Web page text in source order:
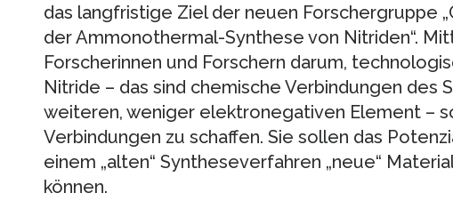
das langfristige Ziel der neuen Forschergruppe
der Ammonothermal-Synthese von Nitriden“.
Forscherinnen und Forschern darum,
Nitride – das sind chemische Verbindungen des
weiteren, weniger elektronegativen Element –
Verbindungen zu schaffen. Sie sollen das
einem „alten“ Syntheseverfahren „neue“
können.